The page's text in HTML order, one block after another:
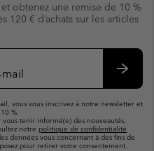
obtenez une remise de 10 %
120 € d’achats sur les articles
vous vous inscrivez à notre newsletter et
%.
tenir informé(e) des nouveautés,
notre politique de confidentialité
données vous concernant à des fins de
pour retirer votre consentement.